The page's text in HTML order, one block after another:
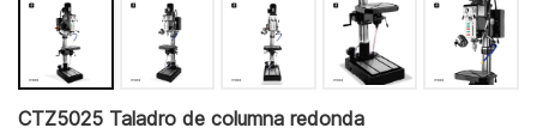
CTZ5025 Taladro de columna redonda